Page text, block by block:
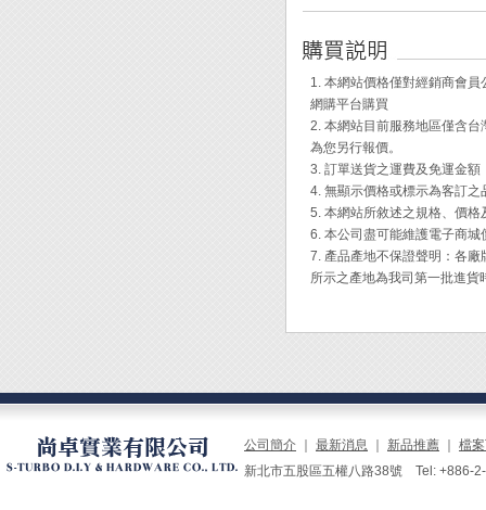
電源
◆ 採用
◆ 桿身
◆ 非絕
1. 本網站價格僅對經銷商會
網購平台購買
2. 本網站目前服務地區僅含
為您另行報價。
3. 訂單送貨之運費及免運金
4. 無顯示價格或標示為客訂
5. 本網站所敘述之規格、價
6. 本公司盡可能維護電子商
7. 產品產地不保證聲明：各
所示之產地為我司第一批進
公司簡介 最新消息 新品推薦
檔
新北市五股區五權八路38號 Tel: